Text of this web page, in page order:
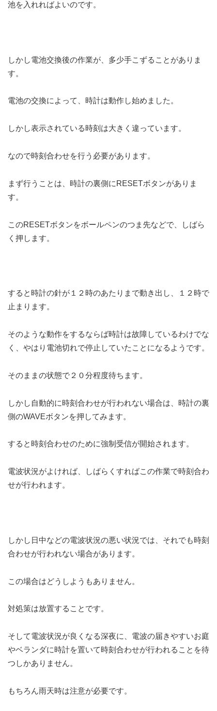
池を入れればよいのです。
しかし電池交換後の作業が、多少手こずることがありま
す。
電池の交換によって、時計は動作し始めました。
しかし表示されている時刻は大きく違っています。
なので時刻合わせを行う必要があります。
まず行うことは、時計の裏側にRESETボタンがありま
す。
このRESETボタンをボールペンのつま先などで、しばら
く押します。
すると時計の針が１２時のあたりまで動き出し、１２時で
止まります。
そのような動作をするならば時計は故障しているわけでな
く、やはり電池切れで停止していたことになるようです。
そのままの状態で２０分程度待ちます。
しかし自動的に時刻合わせが行われない場合は、時計の裏
側のWAVEボタンを押してみます。
すると時刻合わせのために強制受信が開始されます。
電波状況がよければ、しばらくすればこの作業で時刻合わ
せが行われます。
しかし日中などの電波状況の悪い状況では、それでも時刻
合わせが行われない場合があります。
この場合はどうしようもありません。
対処策は放置することです。
そして電波状況が良くなる深夜に、電波の届きやすいお庭
やベランダに時計を置いて時刻合わせが行われることを待
つしかありません。
もちろん雨天時は注意が必要です。